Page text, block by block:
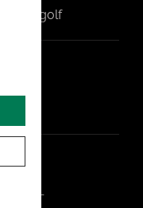
Kust IT